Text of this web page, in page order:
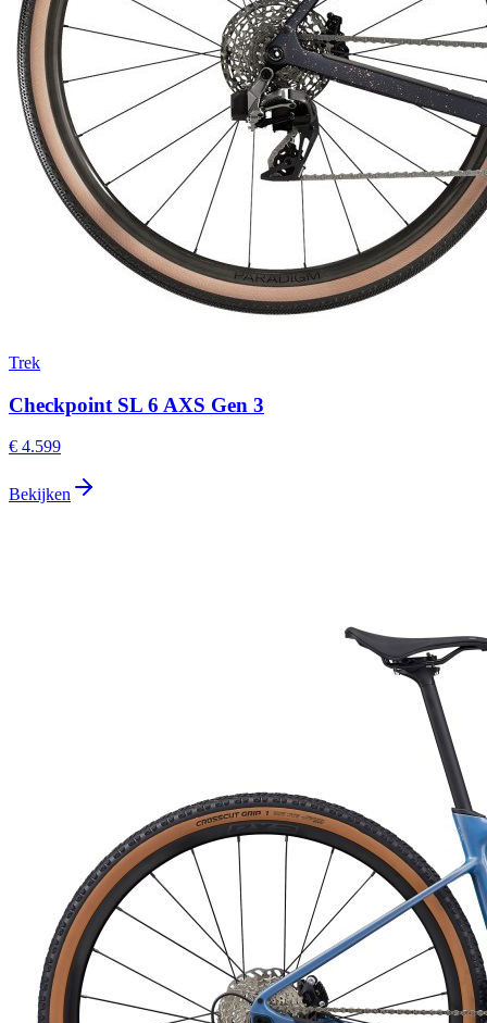
Trek
Checkpoint SL 6 AXS Gen 3
€ 4.599
Bekijken